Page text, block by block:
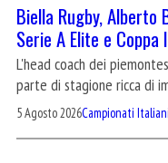
Biella Rugby,
Serie A Elite e
L'head coach dei
parte di stagione ricca di
5 Agosto 2026Campionati Italiani